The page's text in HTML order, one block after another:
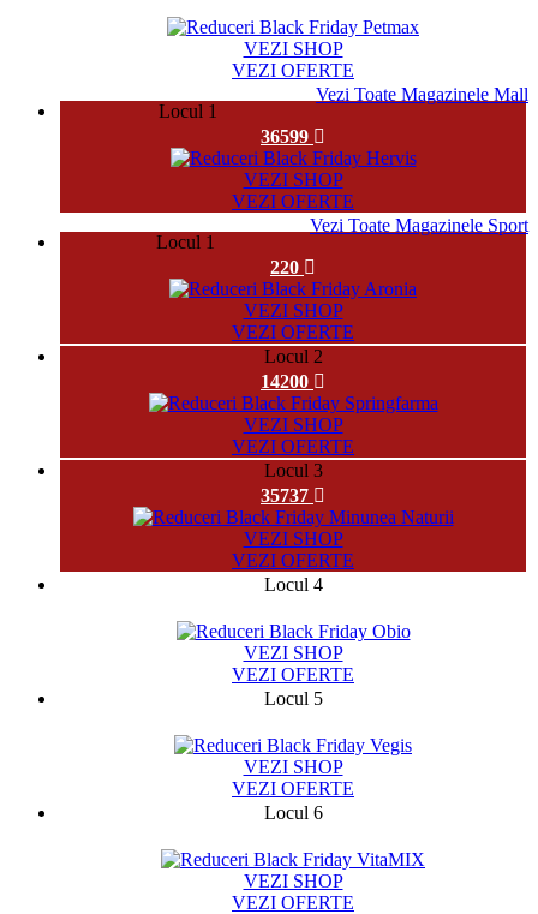
VEZI SHOP
VEZI OFERTE
Vezi Toate Magazinele Mall
Locul 1
36599
VEZI SHOP
VEZI OFERTE
Vezi Toate Magazinele Sport
Locul 1
220
VEZI SHOP
VEZI OFERTE
Locul 2
14200
VEZI SHOP
VEZI OFERTE
Locul 3
35737
VEZI SHOP
VEZI OFERTE
Locul 4
VEZI SHOP
VEZI OFERTE
Locul 5
VEZI SHOP
VEZI OFERTE
Locul 6
VEZI SHOP
VEZI OFERTE